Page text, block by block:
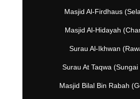
Masjid Al-Firdhaus
Masjid Al-Hidayah
Surau Al-Ikhwan
Surau At Taqwa (Sungai
Masjid Bilal Bin Rabah